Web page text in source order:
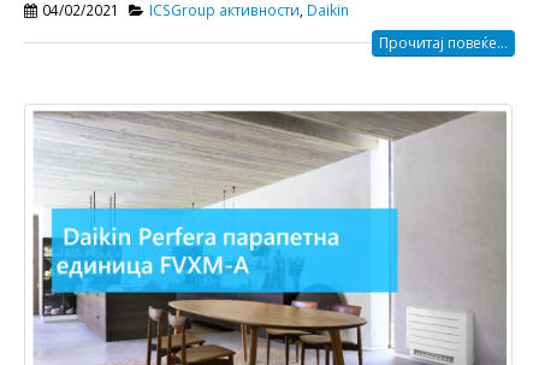
04/02/2021 ICSGroup активности Daikin
Прочитај повеќе...